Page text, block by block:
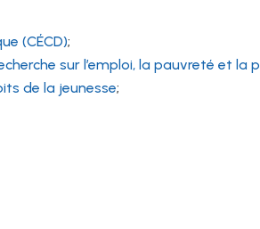
(CÉCD);
sur l’emploi, la pauvreté et la
de la jeunesse;